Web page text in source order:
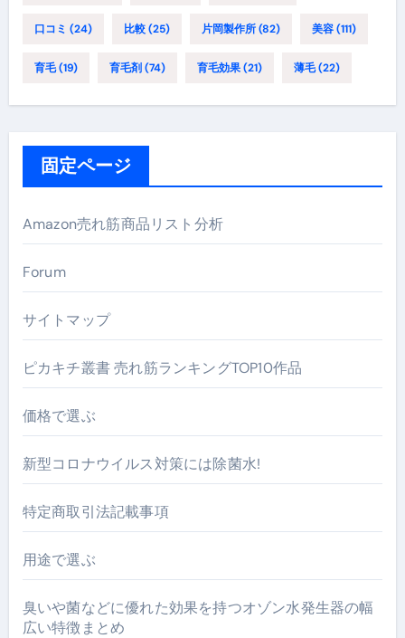
口コミ (24) 比較(25) 片岡製作所(82) 美容(111)
育毛(19) 育毛剤 (74) 育毛効果(21) 薄毛(22)
固定ページ
Amazon売れ筋商品リスト分析
Forum
サイトマップ
ピカキチ叢書 売れ筋ランキングTOP10作品
価格で選ぶ
新型コロナウイルス対策には除菌水!
特定商取引法記載事項
用途で選ぶ
臭いや菌などに優れた効果を持つオゾン水発生器の幅
広い特徴まとめ